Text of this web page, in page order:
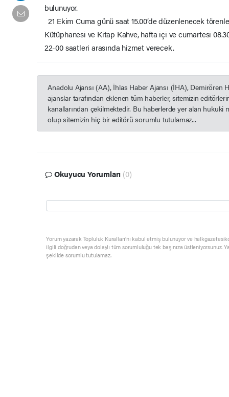
bulunuyor.
21 Ekim Cuma günü saat 15.00’de düzenlenecek
Kütüphanesi ve Kitap Kahve, hafta içi ve cumartesi
22-00 saatleri arasında hizmet verecek.
Anadolu Ajansı (AA), İhlas Haber Ajansı (İHA), Demirören
ajanslar tarafından eklenen tüm haberler, sitemizin
kanallarından çekilmektedir. Bu haberlerde yer alan hukuki
olup sitemizin hiç bir editörü sorumlu tutulamaz...
Okuyucu Yorumları (0)
Yorum yazarak Topluluk Kuralları’nı kabul etmiş bulunuyor ve
ilgili doğrudan veya dolaylı tüm sorumluluğu tek başınıza üstleniyorsunuz.
şekilde sorumlu tutulamaz.